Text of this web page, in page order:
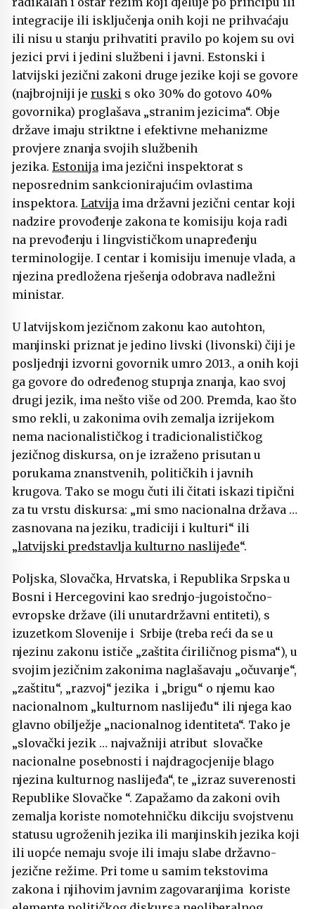
integracije ili isključenja onih koji ne prihvaćaju
ili nisu u stanju prihvatiti pravilo po kojem su ovi
jezici prvi i jedini službeni i javni. Estonski i
latvijski jezični zakoni druge jezike koji se govore
(najbrojniji je ruski s oko 30% do gotovo 40%
govornika) proglašava „stranim jezicima“. Obje
države imaju striktne i efektivne mehanizme
provjere znanja svojih službenih
jezika. Estonija ima jezični inspektorat s
neposrednim sankcionirajućim ovlastima
inspektora. Latvija ima državni jezični centar koji
nadzire provođenje zakona te komisiju koja radi
na prevođenju i lingvističkom unapređenju
terminologije. I centar i komisiju imenuje vlada, a
njezina predložena rješenja odobrava nadležni
ministar.
U latvijskom jezičnom zakonu kao autohton,
manjinski priznat je jedino livski (livonski) čiji je
posljednji izvorni govornik umro 2013., a onih koji
ga govore do određenog stupnja znanja, kao svoj
drugi jezik, ima nešto više od 200. Premda, kao što
smo rekli, u zakonima ovih zemalja izrijekom
nema nacionalističkog i tradicionalističkog
jezičnog diskursa, on je izraženo prisutan u
porukama znanstvenih, političkih i javnih
krugova. Tako se mogu čuti ili čitati iskazi tipični
za tu vrstu diskursa: „mi smo nacionalna država …
zasnovana na jeziku, tradiciji i kulturi“ ili
„latvijski predstavlja kulturno naslijeđe“.
Poljska, Slovačka, Hrvatska, i Republika Srpska u
Bosni i Hercegovini kao srednjo-jugoistočno-
evropske države (ili unutardržavni entiteti), s
izuzetkom Slovenije i Srbije (treba reći da se u
njezinu zakonu ističe „zaštita ćiriličnog pisma“), u
svojim jezičnim zakonima naglašavaju „očuvanje“,
„zaštitu“, „razvoj“ jezika i „brigu“ o njemu kao
nacionalnom „kulturnom naslijeđu“ ili njega kao
glavno obilježje „nacionalnog identiteta“. Tako je
„slovački jezik … najvažniji atribut slovačke
nacionalne posebnosti i najdragocjenije blago
njezina kulturnog naslijeđa“, te „izraz suverenosti
Republike Slovačke “. Zapažamo da zakoni ovih
zemalja koriste nomotehničku dikciju svojstvenu
statusu ugroženih jezika ili manjinskih jezika koji
ili uopće nemaju svoje ili imaju slabe državno-
jezične režime. Pri tome u samim tekstovima
zakona i njihovim javnim zagovaranjima koriste